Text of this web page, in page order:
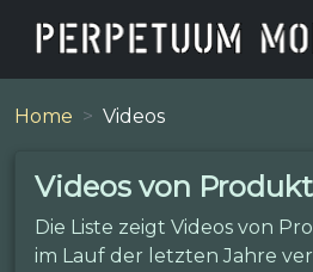
Home Videos
Videos von
Die Liste zeigt Videos von
im Lauf der letzten Jahre